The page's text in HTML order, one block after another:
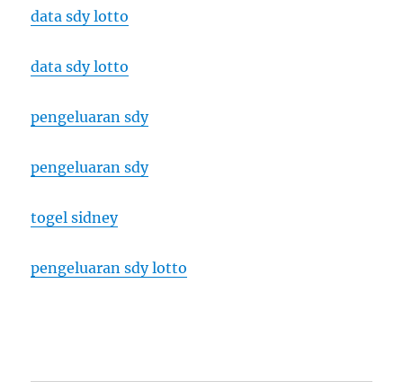
data sdy lotto
data sdy lotto
pengeluaran sdy
pengeluaran sdy
togel sidney
pengeluaran sdy lotto